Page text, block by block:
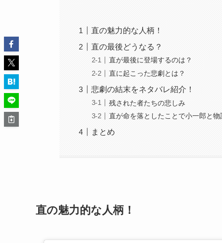
直の魅力的な人柄！
直の最後どうなる？
直が最後に登場するのは？
直に起こった悲劇とは？
悲劇の結末をネタバレ紹介！
残された者たちの悲しみ
直が命を落としたことで小一郎と
まとめ
直の魅力的な人柄！